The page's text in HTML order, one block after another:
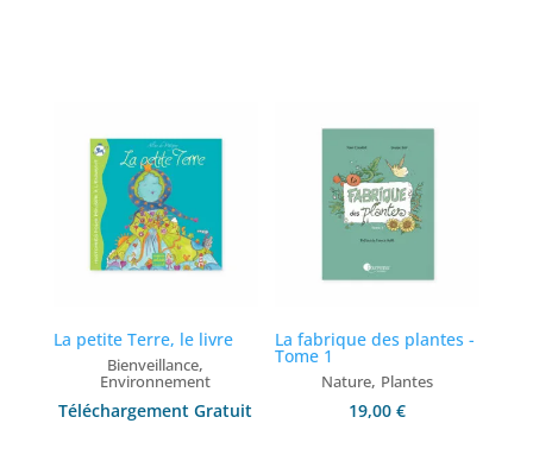
La petite Terre, le livre
Bienveillance,
Environnement
Téléchargement Gratuit
La fabrique des plantes -
Tome 1
Nature, Plantes
19,00€